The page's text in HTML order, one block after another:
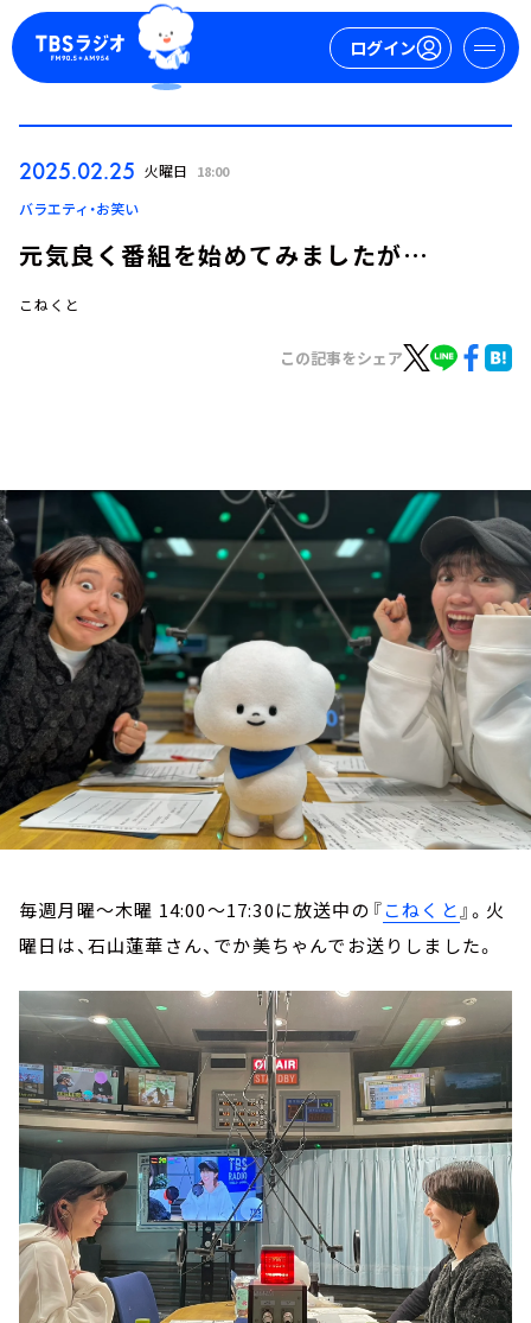
ログイン
ログイン
トピックス
TBS Podcast
お知らせ
イベント・グッズ
YouTube
会社情報
2025.02.25 火曜日 18:00
バラエティ・お笑い
元気良く番組を始めてみましたが…
こねくと
この記事をシェア
毎週月曜～木曜 14:00～17:30に放送中の『こねくと』。火
曜日は、石山蓮華さん、でか美ちゃんでお送りしました。